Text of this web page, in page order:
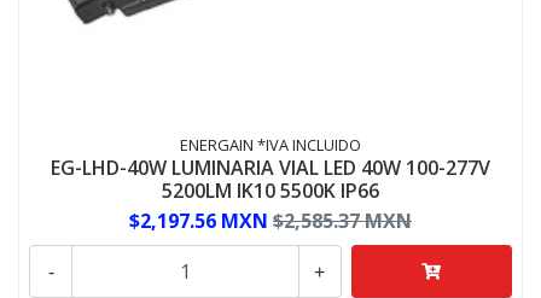
ENERGAIN *IVA INCLUIDO
EG-LHD-40W LUMINARIA VIAL LED 40W 100-277V
5200LM IK10 5500K IP66
$2,197.56 MXN $2,585.37 MXN
+
-